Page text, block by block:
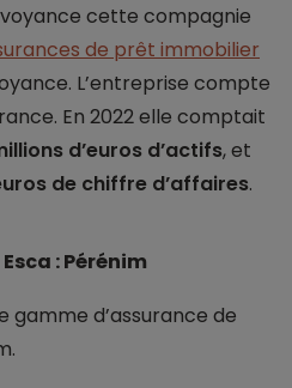
cette compagnie
de prêt immobilier
L’entreprise compte
En 2022 elle comptait
d’euros d’actifs, et
de chiffre d’affaires.
: Pérénim
gamme d’assurance de